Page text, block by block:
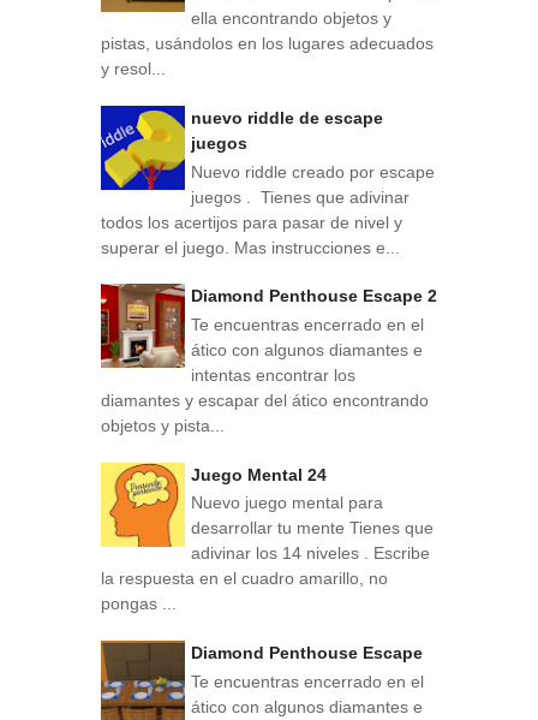
ella encontrando objetos y
pistas, usándolos en los lugares adecuados
y resol...
nuevo riddle de escape
juegos
Nuevo riddle creado por escape
juegos . Tienes que adivinar
todos los acertijos para pasar de nivel y
superar el juego. Mas instrucciones e...
Diamond Penthouse Escape 2
Te encuentras encerrado en el
ático con algunos diamantes e
intentas encontrar los
diamantes y escapar del ático encontrando
objetos y pista...
Juego Mental 24
Nuevo juego mental para
desarrollar tu mente Tienes que
adivinar los 14 niveles . Escribe
la respuesta en el cuadro amarillo, no
pongas ...
Diamond Penthouse Escape
Te encuentras encerrado en el
ático con algunos diamantes e